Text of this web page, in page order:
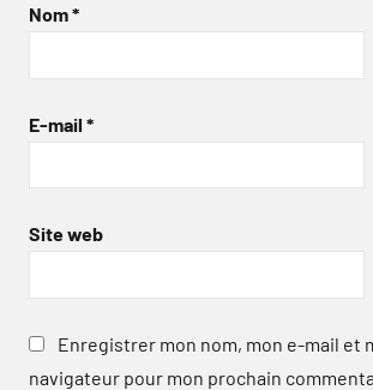
Nom*
E-mail *
Site web
Enregistrer mon nom, mon e-mail et
navigateur pour mon prochain